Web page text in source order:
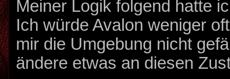
Meiner Logik folgend hatte
Ich würde Avalon weniger
mir die Umgebung nicht
ändere etwas an diesen